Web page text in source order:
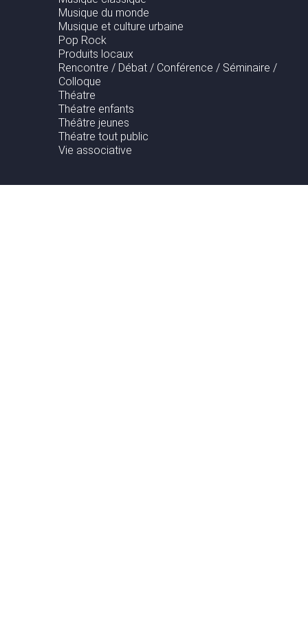
Musique du monde
Musique et culture urbaine
Pop Rock
Produits locaux
Rencontre / Débat / Conférence / Séminaire /
Colloque
Théatre
Théatre enfants
Théâtre jeunes
Théatre tout public
Vie associative